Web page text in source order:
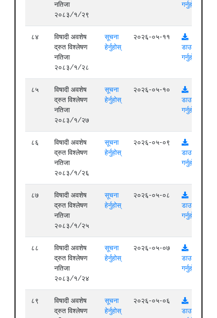
नतिजा
२०८३/१/२९
गर्नुहोस्
८४
विषादी अवशेष
द्रुत विश्लेषण
नतिजा
२०८३/१/२८
सूचना
हेर्नुहोस्
२०२६-०५-११
डाउनलोड
गर्नुहोस्
८५
विषादी अवशेष
द्रुत विश्लेषण
नतिजा
२०८३/१/२७
सूचना
हेर्नुहोस्
२०२६-०५-१०
डाउनलोड
गर्नुहोस्
८६
विषादी अवशेष
द्रुत विश्लेषण
नतिजा
२०८३/१/२६
सूचना
हेर्नुहोस्
२०२६-०५-०९
डाउनलोड
गर्नुहोस्
८७
विषादी अवशेष
द्रुत विश्लेषण
नतिजा
२०८३/१/२५
सूचना
हेर्नुहोस्
२०२६-०५-०८
डाउनलोड
गर्नुहोस्
८८
विषादी अवशेष
द्रुत विश्लेषण
नतिजा
२०८३/१/२४
सूचना
हेर्नुहोस्
२०२६-०५-०७
डाउनलोड
गर्नुहोस्
८९
विषादी अवशेष
द्रुत विश्लेषण
सूचना
हेर्नुहोस्
२०२६-०५-०६
डाउनलोड